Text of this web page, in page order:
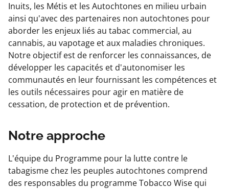
Inuits, les Métis et les Autochtones en milieu urbain
ainsi qu'avec des partenaires non autochtones pour
aborder les enjeux liés au tabac commercial, au
cannabis, au vapotage et aux maladies chroniques.
Notre objectif est de renforcer les connaissances, de
développer les capacités et d'autonomiser les
communautés en leur fournissant les compétences et
les outils nécessaires pour agir en matière de
cessation, de protection et de prévention.
Notre approche
L'équipe du Programme pour la lutte contre le
tabagisme chez les peuples autochtones comprend
des responsables du programme Tobacco Wise qui